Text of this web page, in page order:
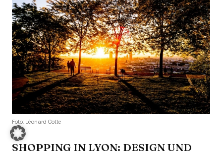
Foto: Léonard Cotte
SHOPPING IN LYON: DESIGN UND